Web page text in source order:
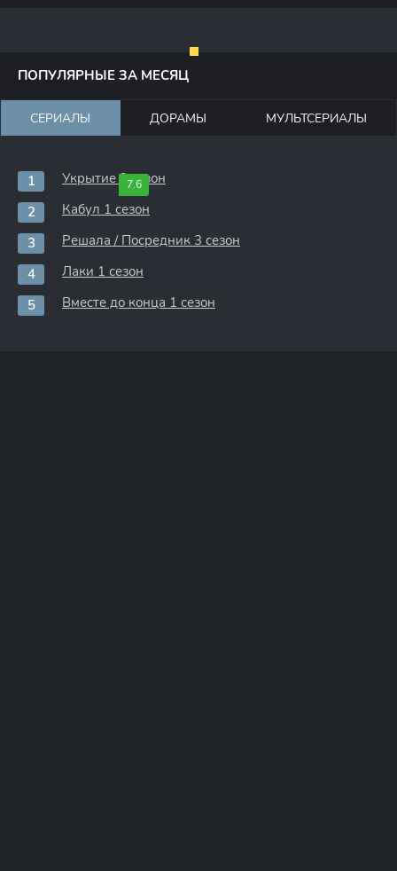
ПОПУЛЯРНЫЕ ЗА МЕСЯЦ
СЕРИАЛЫ ДОРАМЫ МУЛЬТСЕРИАЛЫ
7.6
Укрытие 3 сезон
Кабул 1 сезон
Решала / Посредник 3 сезон
Лаки 1 сезон
Вместе до конца 1 сезон